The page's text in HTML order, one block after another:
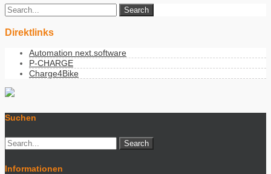
Direktlinks
Automation next.software
P-CHARGE
Charge4Bike
Suchen
Informationen